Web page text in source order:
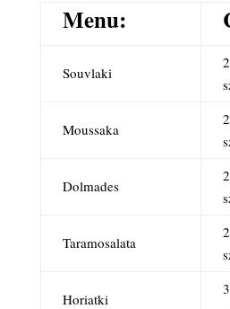
Menu:
Souvlaki
Moussaka
Dolmades
Taramosalata
Horiatki